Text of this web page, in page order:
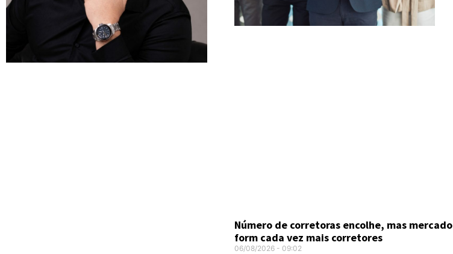
Número de corretoras encolhe, mas mercado
form cada vez mais corretores
06/08/2026 09:02